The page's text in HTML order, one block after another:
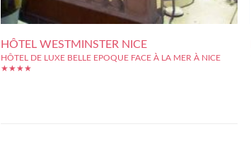
HÔTEL WESTMINSTER NICE
HÔTEL DE LUXE BELLE EPOQUE FACE À LA MER À NICE
★★★★